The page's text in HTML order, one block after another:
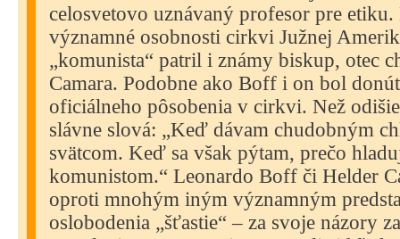
celosvetovo uznávaný profesor pre
významné osobnosti cirkvi Južnej
„komunista“ patril i známy biskup, otec
Camara. Podobne ako Boff i on bol
oficiálneho pôsobenia v cirkvi. Než
slávne slová: „Keď dávam chudobným
svätcom. Keď sa však pýtam, prečo
komunistom.“ Leonardo Boff či Helder
oproti mnohým iným významným
oslobodenia „šťastie“ – za svoje názory